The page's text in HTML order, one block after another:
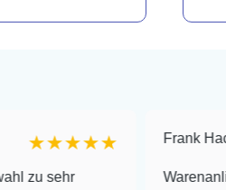
Frank Hackmayer
Warenanlieferung